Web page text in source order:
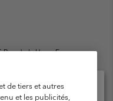
de la Haye, Espace
de tiers et autres
et les publicités,